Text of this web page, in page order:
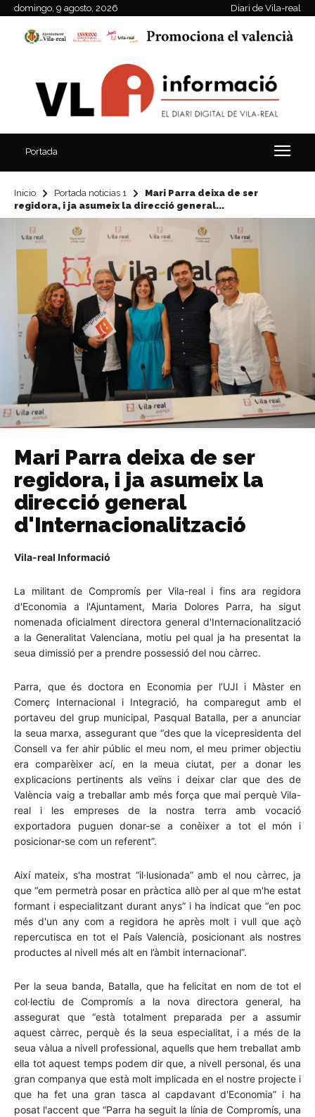
domingo, 9 agosto, 2026 Diari de Vila-real
Portada
Inicio Portada noticias 1
Mari Parra deixa de ser
regidora, i ja asumeix la direcció general...
Mari Parra deixa de ser
regidora, i ja asumeix la
direcció general
d'Internacionalització
Vila-real Informació
La militant de Compromís per Vila-real i fins ara regidora
d'Economia a l'Ajuntament, Maria Dolores Parra, ha sigut
nomenada oficialment directora general d'Internacionalització
a la Generalitat Valenciana, motiu pel qual ja ha presentat la
seua dimissió per a prendre possessió del nou càrrec.
Parra, que és doctora en Economia per l’UJI i Màster en
Comerç Internacional i Integració, ha comparegut amb el
portaveu del grup municipal, Pasqual Batalla, per a anunciar
la seua marxa, assegurant que “des que la vicepresidenta del
Consell va fer ahir públic el meu nom, el meu primer objectiu
era comparèixer ací, en la meua ciutat, per a donar les
explicacions pertinents als veïns i deixar clar que des de
València vaig a treballar amb més força que mai perquè Vila-
real i les empreses de la nostra terra amb vocació
exportadora puguen donar-se a conèixer a tot el món i
posicionar-se com un referent”.
Així mateix, s'ha mostrat “il·lusionada” amb el nou càrrec, ja
que “em permetrà posar en pràctica allò per al que m'he estat
formant i especialitzant durant anys” i ha indicat que “en poc
més d'un any com a regidora he après molt i vull que açò
repercutisca en tot el País Valencià, posicionant als nostres
productes al nivell més alt en l’àmbit internacional”.
Per la seua banda, Batalla, que ha felicitat en nom de tot el
col·lectiu de Compromís a la nova directora general, ha
assegurat que “està totalment preparada per a assumir
aquest càrrec, perquè és la seua especialitat, i a més de la
seua vàlua a nivell professional, aquells que hem treballat amb
ella tot aquest temps podem dir que, a nivell personal, és una
gran companya que està molt implicada en el nostre projecte i
que ha fet una gran tasca al capdavant d'Economia” i ha
posat l'accent que “Parra ha seguit la línia de Compromís, una